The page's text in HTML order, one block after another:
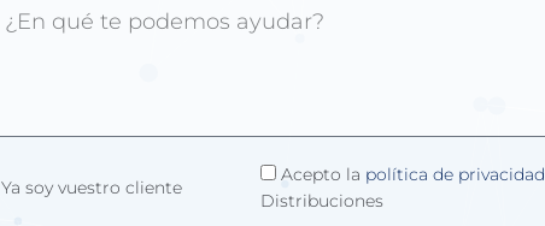
Ya soy vuestro cliente
Acepto la política de privacidad
Distribuciones